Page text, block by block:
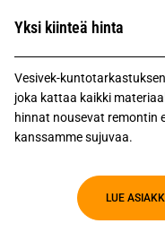
Yksi kiinteä hinta
Vesivek-
joka kattaa kaikki
hinnat nousevat remontin
kanssamme sujuvaa.
LUE